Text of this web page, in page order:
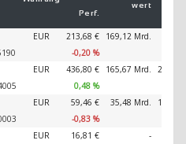
wert
Perf.
EUR 213,68 € 169,12 Mrd.
-0,20 %
EUR 436,80 € 165,67 Mrd.
0,48 %
EUR 59,46 € 35,48 Mrd.
-0,83 %
EUR 16,81 € -